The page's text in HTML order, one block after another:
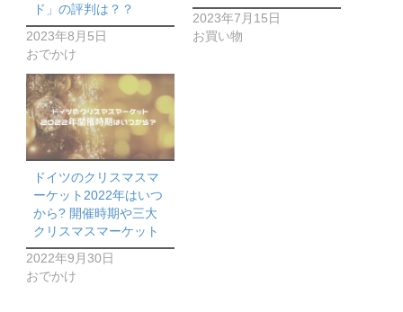
ド」の評判は？？
2023年8月5日
おでかけ
2023年7月15日
お買い物
ドイツのクリスマスマ
ーケット2022年はいつ
から? 開催時期や三大
クリスマスマーケット
2022年9月30日
おでかけ